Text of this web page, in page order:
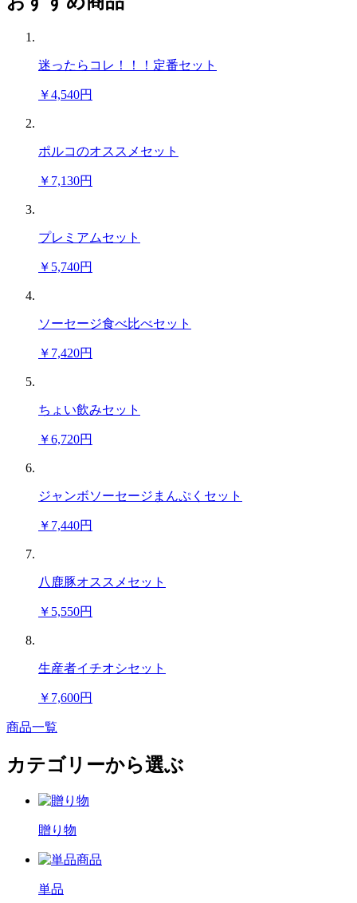
迷ったらコレ！！！定番セット
￥4,540円
ポルコのオススメセット
￥7,130円
プレミアムセット
￥5,740円
ソーセージ食べ比べセット
￥7,420円
ちょい飲みセット
￥6,720円
ジャンボソーセージまんぷくセット
￥7,440円
八鹿豚オススメセット
￥5,550円
生産者イチオシセット
￥7,600円
商品一覧
カテゴリーから選ぶ
贈り物
単品